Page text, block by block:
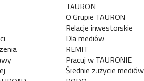
TAURON
O Grupie TAURON
Relacje inwestorskie
Dla mediów
REMIT
Pracuj w TAURONIE
Średnie zużycie mediów